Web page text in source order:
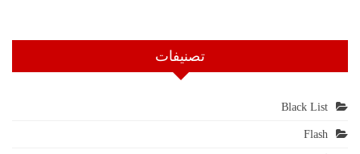
تصنيفات
Black List
Flash